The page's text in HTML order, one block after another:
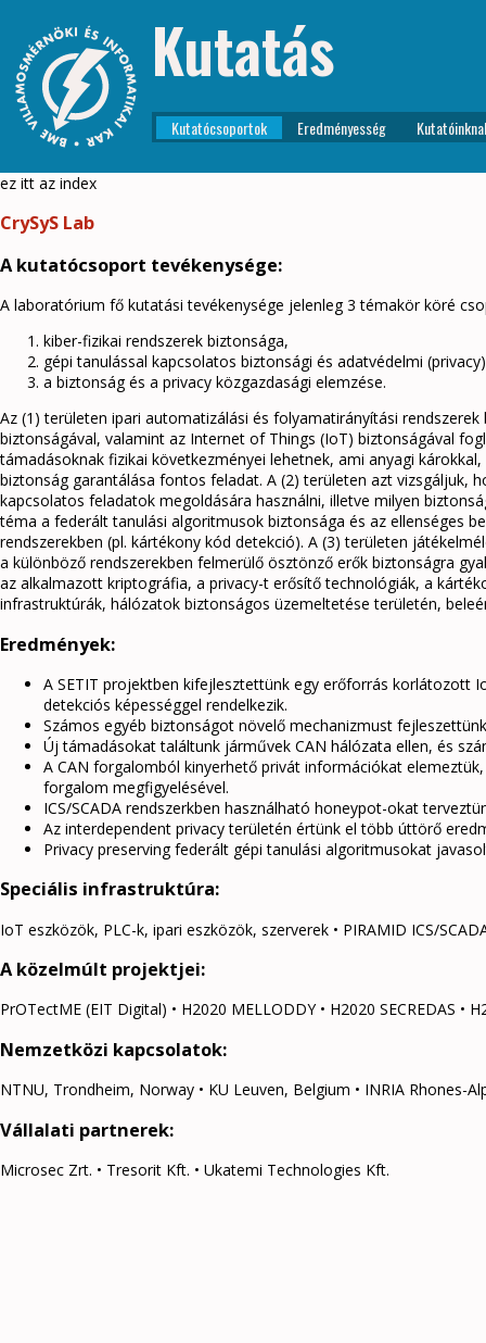
Kutatás
Kutatócsoportok Eredményesség
ez itt az index
CrySyS Lab
A kutatócsoport tevékenysége:
A laboratórium fő kutatási tevékenysége jelenleg 3 témakör köré
kiber-fizikai rendszerek biztonsága,
gépi tanulással kapcsolatos biztonsági és adatvédelmi
a biztonság és a privacy közgazdasági elemzése.
Az (1) területen ipari automatizálási és folyamatirányítási
biztonságával, valamint az Internet of Things (IoT) biztonságával
támadásoknak fizikai következményei lehetnek, ami anyagi
biztonság garantálása fontos feladat. A (2) területen azt vizsgáljuk,
kapcsolatos feladatok megoldására használni, illetve milyen
téma a federált tanulási algoritmusok biztonsága és az ellenséges
rendszerekben (pl. kártékony kód detekció). A (3) területen
a különböző rendszerekben felmerülő ösztönző erők biztonságra
az alkalmazott kriptográfia, a privacy-t erősítő technológiák, a
infrastruktúrák, hálózatok biztonságos üzemeltetése területén,
Eredmények:
A SETIT projektben kifejlesztettünk egy erőforrás korlátozott
detekciós képességgel rendelkezik.
Számos egyéb biztonságot növelő mechanizmust
Új támadásokat találtunk járművek CAN hálózata ellen, és
A CAN forgalomból kinyerhető privát információkat
forgalom megfigyelésével.
ICS/SCADA rendszerkben használható honeypot-okat
Az interdependent privacy területén értünk el több úttörő
Privacy preserving federált gépi tanulási algoritmusokat
Speciális infrastruktúra:
IoT eszközök, PLC-k, ipari eszközök, szerverek • PIRAMID ICS/
A közelmúlt projektjei:
PrOTectME (EIT Digital) • H2020 MELLODDY • H2020 SECREDAS •
Nemzetközi kapcsolatok:
NTNU, Trondheim, Norway • KU Leuven, Belgium • INRIA Rhones-
Vállalati partnerek:
Microsec Zrt. • Tresorit Kft. • Ukatemi Technologies Kft.